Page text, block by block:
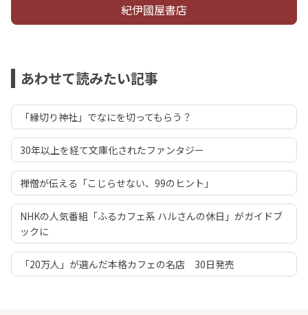
紀伊國屋書店
あわせて読みたい記事
「縁切り神社」でなにを切ってもらう？
30年以上を経て文庫化されたファンタジー
禅僧が伝える「こじらせない、99のヒント」
NHKの人気番組「ふるカフェ系 ハルさんの休日」がガイドブ
ックに
「20万人」が選んだ本格カフェの名店 30日発売